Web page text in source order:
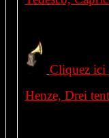
Cliquez ici
Henze, Drei